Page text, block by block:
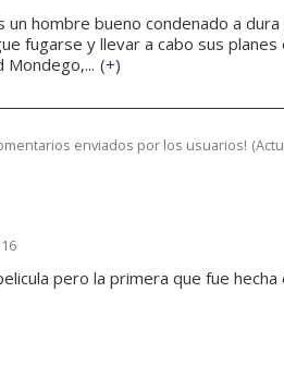
un hombre bueno condenado a
fugarse y llevar a cabo sus
Mondego,... (+)
enviados por los usuarios! (
pero la primera que fue